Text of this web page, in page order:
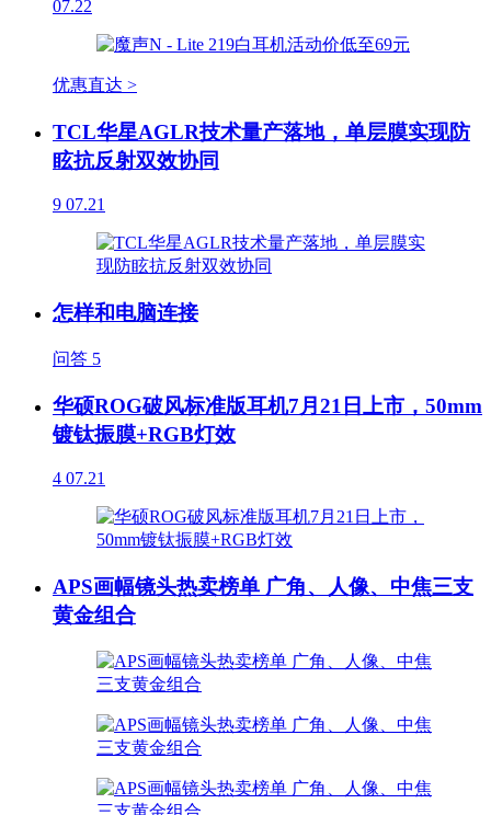
07.22
优惠直达 >
TCL华星AGLR技术量产落地，单层膜实现防
眩抗反射双效协同
9 07.21
怎样和电脑连接
问答 5
华硕ROG破风标准版耳机7月21日上市，50mm
镀钛振膜+RGB灯效
4 07.21
APS画幅镜头热卖榜单 广角、人像、中焦三支
黄金组合